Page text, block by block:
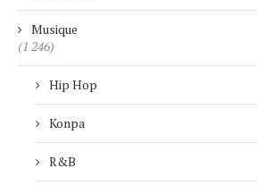
Musique
(1 246)
Hip Hop
Konpa
R&B